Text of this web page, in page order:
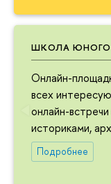
ШКОЛА
Онлайн-
всех
онлайн-
историками,
Подробнее